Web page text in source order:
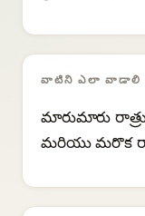
వాటిని ఎలా వాడాలి
మారుమారు
మరియు మరొక